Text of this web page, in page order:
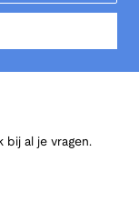
bij al je vragen.